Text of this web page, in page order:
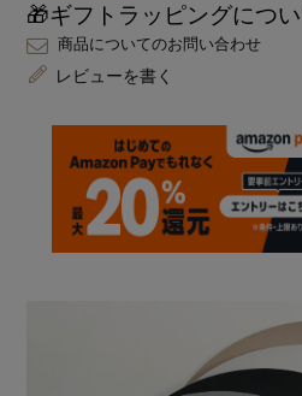
🎁ギフトラッピングにつ
商品についてのお問い合わせ
レビューを書く